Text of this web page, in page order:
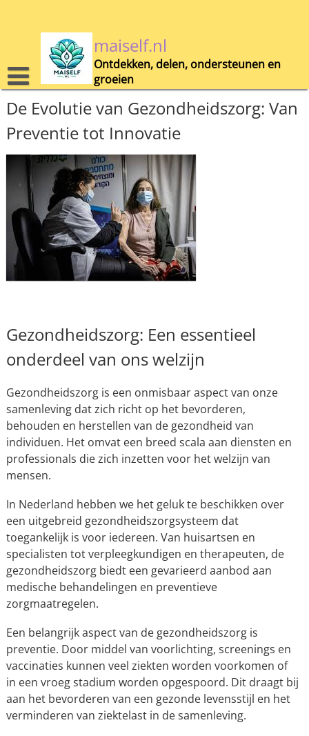
maiself.nl
Ontdekken, delen, ondersteunen en
groeien
De Evolutie van Gezondheidszorg: Van
Preventie tot Innovatie
Gezondheidszorg: Een essentieel
onderdeel van ons welzijn
Gezondheidszorg is een onmisbaar aspect van onze
samenleving dat zich richt op het bevorderen,
behouden en herstellen van de gezondheid van
individuen. Het omvat een breed scala aan diensten en
professionals die zich inzetten voor het welzijn van
mensen.
In Nederland hebben we het geluk te beschikken over
een uitgebreid gezondheidszorgsysteem dat
toegankelijk is voor iedereen. Van huisartsen en
specialisten tot verpleegkundigen en therapeuten, de
gezondheidszorg biedt een gevarieerd aanbod aan
medische behandelingen en preventieve
zorgmaatregelen.
Een belangrijk aspect van de gezondheidszorg is
preventie. Door middel van voorlichting, screenings en
vaccinaties kunnen veel ziekten worden voorkomen of
in een vroeg stadium worden opgespoord. Dit draagt bij
aan het bevorderen van een gezonde levensstijl en het
verminderen van ziektelast in de samenleving.